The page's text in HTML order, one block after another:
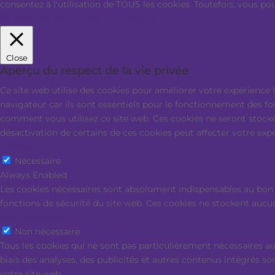
consentez à l'utilisation de TOUS les cookies. Toutefois, vous
Close
Aperçu du respect de la vie privée
Ce site web utilise des cookies pour améliorer votre
navigateur car ils sont essentiels pour le fonctionnement des
comment vous utilisez ce site web. Ces cookies ne seront
désactivation de certains de ces cookies peut affecter votre
Nécessaire
Always Enabled
Les cookies nécessaires sont absolument indispensables au
fonctions de sécurité du site web. Ces cookies ne stockent
Non nécessaire
Tous les cookies qui ne sont pas particulièrement nécessaires
biais des analyses, des publicités et autres contenus intégrés